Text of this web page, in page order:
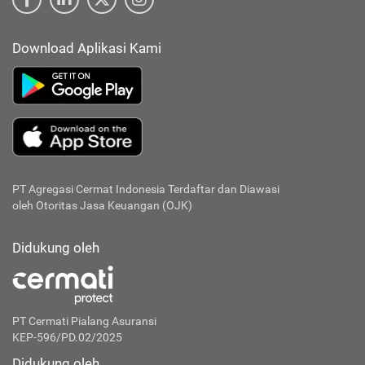
Download Aplikasi Kami
PT Agregasi Cermat Indonesia Terdaftar dan Diawasi
oleh Otoritas Jasa Keuangan (OJK)
Didukung oleh
PT Cermati Pialang Asuransi
KEP-596/PD.02/2025